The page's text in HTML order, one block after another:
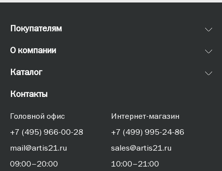
Покупателям
О компании
Каталог
Контакты
Головной офис
+7 (495) 966-00-28
mail@artis21.ru
09:00–20:00
Интернет-магазин
+7 (499) 995-24-86
sales@artis21.ru
10:00–21:00